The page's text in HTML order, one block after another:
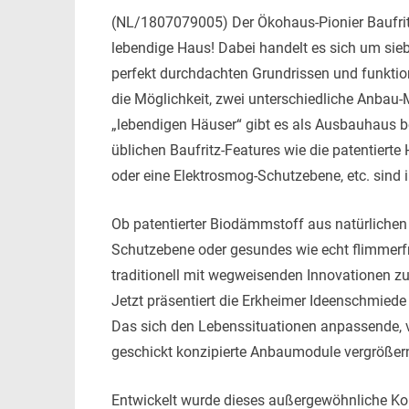
(NL/1807079005) Der Ökohaus-Pionier
lebendige Haus! Dabei handelt es sich um
perfekt durchdachten Grundrissen und
die Möglichkeit, zwei unterschiedliche
„lebendigen Häuser“ gibt es als Ausbauhaus
üblichen Baufritz-Features wie die
oder eine Elektrosmog-Schutzebene, etc.
Ob patentierter Biodämmstoff aus
Schutzebene oder gesundes wie echt
traditionell mit wegweisenden Innovationen
Jetzt präsentiert die Erkheimer
Das sich den Lebenssituationen
geschickt konzipierte Anbaumodule
Entwickelt wurde dieses außergewöhnliche